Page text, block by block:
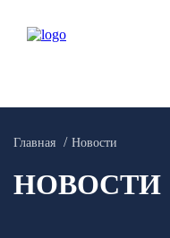
Главная Новости
НОВОСТИ